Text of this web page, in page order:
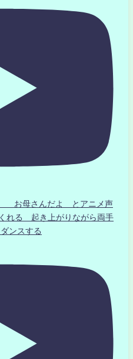
お母さんだよ とアニメ声
れる 起き上がりながら両手
ンスする